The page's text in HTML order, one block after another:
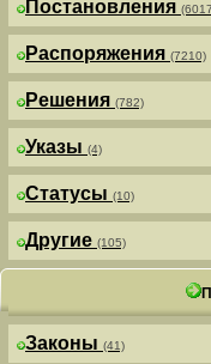
Постановления
Распоряжения (7210)
Решения (782)
Указы (4)
Статусы (10)
Другие (105)
Законы (41)